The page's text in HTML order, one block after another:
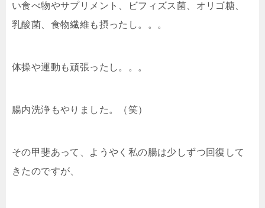
い食べ物やサプリメント、ビフィズス菌、オリゴ糖、
乳酸菌、食物繊維も摂ったし。。。
体操や運動も頑張ったし。。。
腸内洗浄もやりました。（笑）
その甲斐あって、ようやく私の腸は少しずつ回復して
きたのですが、